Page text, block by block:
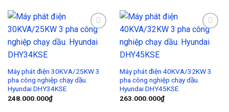
Add to
Wishlist
Máy phát điện 30KVA/25KW 3
pha công nghiệp chạy dầu.
Hyundai DHY34KSE
248.000.000₫
Add to
Wishlist
Máy phát điện 40KVA/32KW 3
pha công nghiệp chạy dầu.
Hyundai DHY45KSE
263.000.000₫